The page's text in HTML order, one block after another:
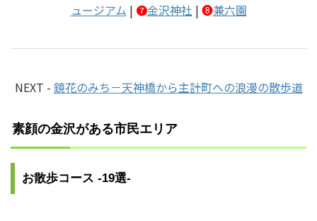
ュージアム | ❼金沢神社 | ❽兼六園
NEXT - 鏡花のみち－天神橋から主計町への浪漫の散歩道
素顔の金沢がある市民エリア
お散歩コース -19選-